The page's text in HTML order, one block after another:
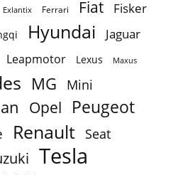
Exlantix Ferrari Fiat Fisker
Hyundai Jaguar
Leapmotor Lexus Maxus
MG Mini
Opel Peugeot
Renault Seat
Tesla